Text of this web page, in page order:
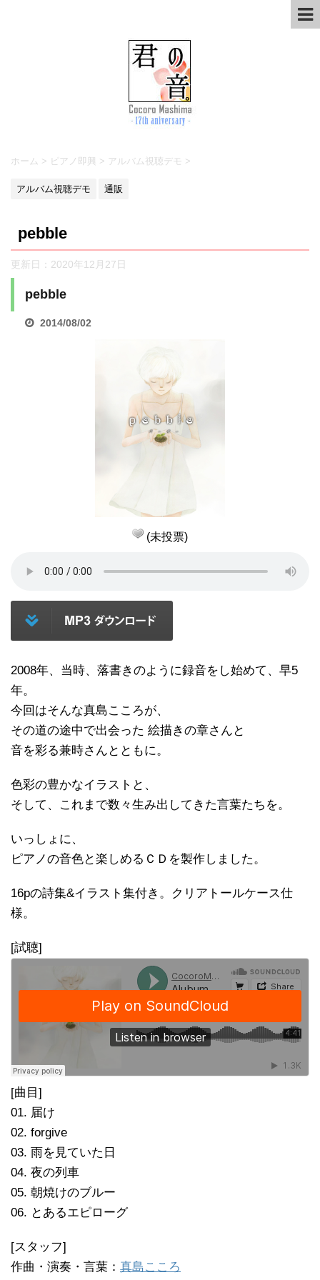
ホーム > ピアノ即興 > アルバム視聴デモ >
アルバム視聴デモ 通販
pebble
更新日： 2020年12月27日
pebble
2014/08/02
(未投票)
2008年、当時、落書きのように録音をし始めて、早5
年。
今回はそんな真島こころが、
その道の途中で出会った 絵描きの章さんと
音を彩る兼時さんとともに。
色彩の豊かなイラストと、
そして、これまで数々生み出してきた言葉たちを。
いっしょに、
ピアノの音色と楽しめるＣＤを製作しました。
16pの詩集&イラスト集付き。クリアトールケース仕
様。
[試聴]
[曲目]
01. 届け
02. forgive
03. 雨を見ていた日
04. 夜の列車
05. 朝焼けのブルー
06. とあるエピローグ
[スタッフ]
作曲・演奏・言葉： 真島こころ